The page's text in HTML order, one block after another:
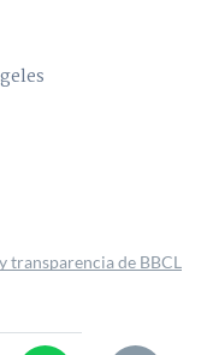
transparencia de BBCL